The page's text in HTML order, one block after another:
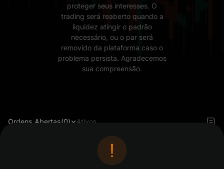
proteger seus interesses. O
trading será reaberto quando a
liquidez atingir o padrão
necessário, ou o par será
removido da plataforma caso o
problema persista. Agradecemos
sua compreensão.
Ordens Abertas(0) Ativos
Faça login para ver ordens